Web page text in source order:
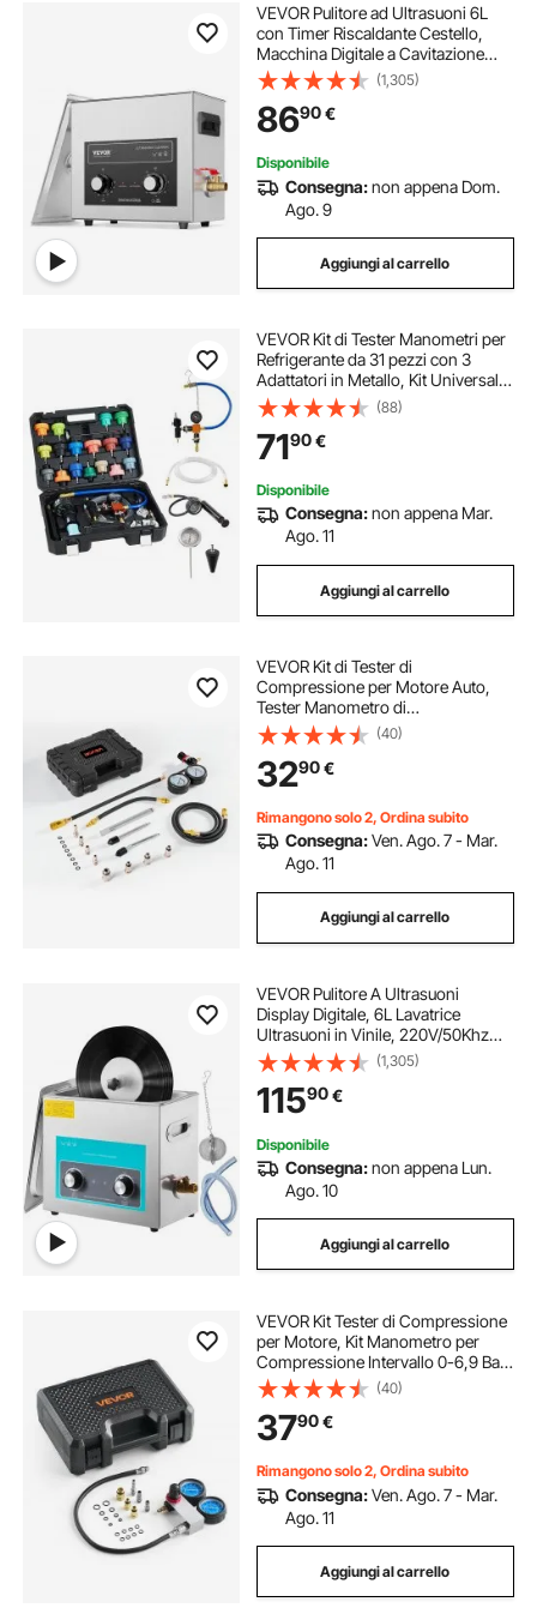
VEVOR Pulitore ad Ultrasuoni 6L
con Timer Riscaldante Cestello,
Macchina Digitale a Cavitazione
Sonica, Pulitrice Ultrasuoni 180 W
per Strumenti di Orologi, Occhiali,
Monete, Utensili Metallici
(1,305)
8690€
Disponibile
Consegna:non appena Dom.
Ago. 9
Aggiungi al carrello
VEVOR Kit di Tester Manometri per
Refrigerante da 31 pezzi con 3
Adattatori in Metallo, Kit Universale
per Prova di Pressione del
Radiatore per Autoveicoli, con
Pompa di Pressione Riempitivo
(88)
7190€
Disponibile
Consegna:non appena Mar.
Ago. 11
Aggiungi al carrello
VEVOR Kit di Tester di
Compressione per Motore Auto,
Tester Manometro di
Compressione del Cilindro
Intervallo 0-6,9 Bar da Officina
Garage Auto Moto, Custodia,
Controllo Pressione Test di Tenuta
Auto
(40)
3290€
Rimangono solo 2, Ordina subito
Consegna:Ven. Ago. 7 - Mar.
Ago. 11
Aggiungi al carrello
VEVOR Pulitore A Ultrasuoni
Display Digitale, 6L Lavatrice
Ultrasuoni in Vinile, 220V/50Khz
Professionale Pulitore a Ultrasuoni
con Funzione di Riscaldamento,
Nero, per Pulizia di Gioielli Occhiali
(1,305)
11590€
Disponibile
Consegna:non appena Lun.
Ago. 10
Aggiungi al carrello
VEVOR Kit Tester di Compressione
per Motore, Kit Manometro per
Compressione Intervallo 0-6,9 Bar,
Utensili Manometro per Tenuta
Cilindro per Auto Moto con 4
Adattatori, Custodia di Trasporto
(40)
3790€
Rimangono solo 2, Ordina subito
Consegna:Ven. Ago. 7 - Mar.
Ago. 11
Aggiungi al carrello